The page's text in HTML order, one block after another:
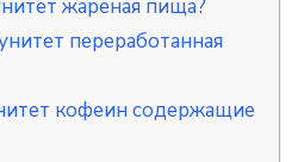
жареная пища?
переработанная
кофеин содержащие